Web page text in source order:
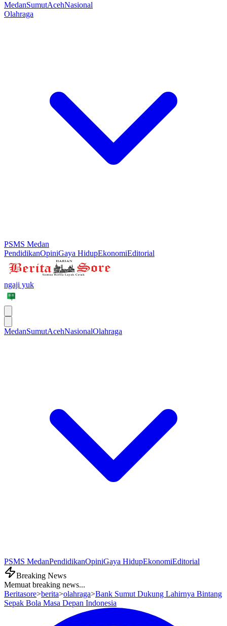
MedanSumutAcehNasional
Olahraga
PSMS Medan
PendidikanOpiniGaya HidupEkonomiEditorial
ngaji yuk
MedanSumutAcehNasionalOlahraga
PSMS MedanPendidikanOpiniGaya HidupEkonomiEditorial
Breaking News
Memuat breaking news...
Beritasore>berita>olahraga>Bank Sumut Dukung Lahirnya Bintang
Sepak Bola Masa Depan Indonesia